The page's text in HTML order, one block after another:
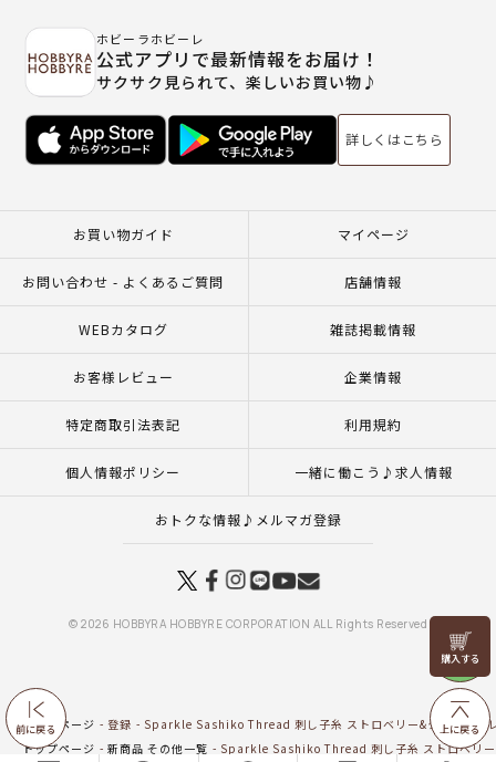
前に戻る
リリヤン
フェア
上に戻る
ホビーラホビーレ
公式アプリで最新情報をお届け！
サクサク見られて、楽しいお買い物♪
詳しくはこちら
お買い物ガイド マイページ
お問い合わせ - よくあるご質問 店舗情報
WEBカタログ 雑誌掲載情報
お客様レビュー 企業情報
特定商取引法表記 利用規約
個人情報ポリシー 一緒に働こう♪求人情報
おトクな情報♪メルマガ登録
© 2026 HOBBYRA HOBBYRE CORPORATION ALL Rights Reserved
トップページ 登録
Sparkle Sashiko Thread 刺し子糸 ストロベリー&クリームパ
トップページ
新商品 その他一覧 Sparkle Sashiko Thread 刺し子糸 ストロベリ